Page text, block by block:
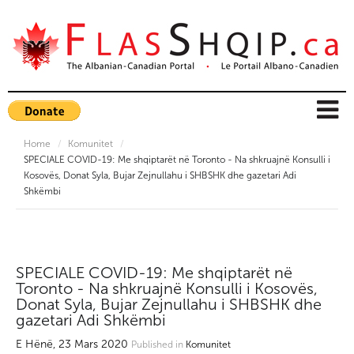
Home / Komunitet
/
SPECIALE COVID-19: Me shqiptarët në Toronto - Na shkruajnë Konsulli i
Kosovës, Donat Syla, Bujar Zejnullahu i SHBSHK dhe gazetari Adi
Shkëmbi
SPECIALE COVID-19: Me shqiptarët në
Toronto - Na shkruajnë Konsulli i Kosovës,
Donat Syla, Bujar Zejnullahu i SHBSHK dhe
gazetari Adi Shkëmbi
E Hënë, 23 Mars 2020 Published in Komunitet